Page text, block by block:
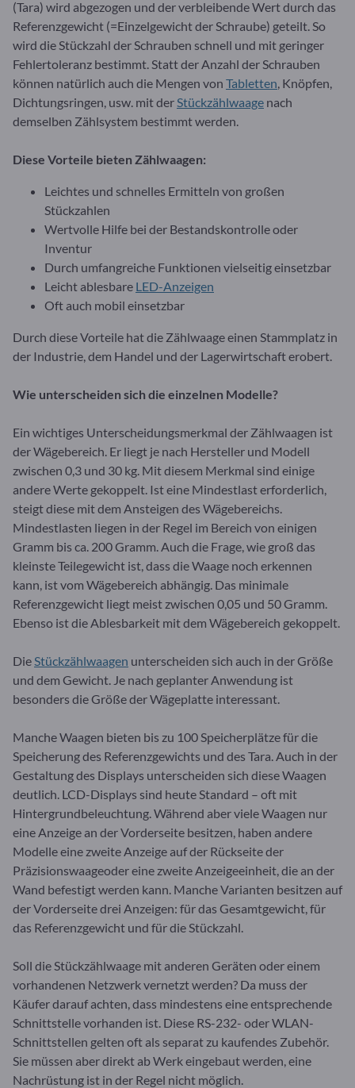
(Tara) wird abgezogen und der verbleibende Wert durch das
Referenzgewicht (=Einzelgewicht der Schraube) geteilt. So
wird die Stückzahl der Schrauben schnell und mit geringer
Fehlertoleranz bestimmt. Statt der Anzahl der Schrauben
können natürlich auch die Mengen von Tabletten , Knöpfen,
Dichtungsringen, usw. mit der Stückzählwaage nach
demselben Zählsystem bestimmt werden.
Diese Vorteile bieten Zählwaagen:
Leichtes und schnelles Ermitteln von großen
Stückzahlen
Wertvolle Hilfe bei der Bestandskontrolle oder
Inventur
Durch umfangreiche Funktionen vielseitig einsetzbar
Leicht ablesbare LED-Anzeigen
Oft auch mobil einsetzbar
Durch diese Vorteile hat die Zählwaage einen Stammplatz in
der Industrie, dem Handel und der Lagerwirtschaft erobert.
Wie unterscheiden sich die einzelnen Modelle?
Ein wichtiges Unterscheidungsmerkmal der Zählwaagen ist
der Wägebereich. Er liegt je nach Hersteller und Modell
zwischen 0,3 und 30 kg. Mit diesem Merkmal sind einige
andere Werte gekoppelt. Ist eine Mindestlast erforderlich,
steigt diese mit dem Ansteigen des Wägebereichs.
Mindestlasten liegen in der Regel im Bereich von einigen
Gramm bis ca. 200 Gramm. Auch die Frage, wie groß das
kleinste Teilegewicht ist, dass die Waage noch erkennen
kann, ist vom Wägebereich abhängig. Das minimale
Referenzgewicht liegt meist zwischen 0,05 und 50 Gramm.
Ebenso ist die Ablesbarkeit mit dem Wägebereich gekoppelt.
Die Stückzählwaagen unterscheiden sich auch in der Größe
und dem Gewicht. Je nach geplanter Anwendung ist
besonders die Größe der Wägeplatte interessant.
Manche Waagen bieten bis zu 100 Speicherplätze für die
Speicherung des Referenzgewichts und des Tara. Auch in der
Gestaltung des Displays unterscheiden sich diese Waagen
deutlich. LCD-Displays sind heute Standard – oft mit
Hintergrundbeleuchtung. Während aber viele Waagen nur
eine Anzeige an der Vorderseite besitzen, haben andere
Modelle eine zweite Anzeige auf der Rückseite der
Präzisionswaageoder eine zweite Anzeigeeinheit, die an der
Wand befestigt werden kann. Manche Varianten besitzen auf
der Vorderseite drei Anzeigen: für das Gesamtgewicht, für
das Referenzgewicht und für die Stückzahl.
Soll die Stückzählwaage mit anderen Geräten oder einem
vorhandenen Netzwerk vernetzt werden? Da muss der
Käufer darauf achten, dass mindestens eine entsprechende
Schnittstelle vorhanden ist. Diese RS-232- oder WLAN-
Schnittstellen gelten oft als separat zu kaufendes Zubehör.
Sie müssen aber direkt ab Werk eingebaut werden, eine
Nachrüstung ist in der Regel nicht möglich.